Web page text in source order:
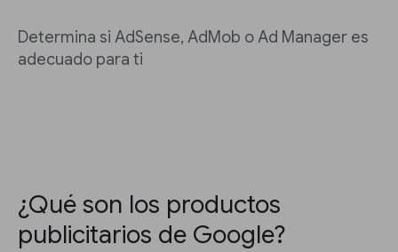
Determina si AdSense, AdMob o Ad Manager es
adecuado para ti
¿Qué son los productos
publicitarios de Google?